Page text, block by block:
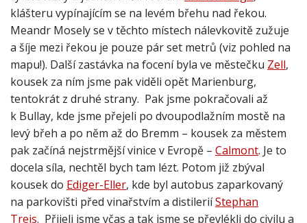
klášteru vypínajícím se na levém břehu nad řekou.
Meandr Mosely se v těchto místech nálevkovitě zužuje
a šíje mezi řekou je pouze pár set metrů (viz pohled na
mapu!). Další zastávka na focení byla ve městečku Zell
kousek za ním jsme pak viděli opět Marienburg,
tentokrát z druhé strany. Pak jsme pokračovali až
k Bullay, kde jsme přejeli po dvoupodlažním mostě na
levý břeh a po něm až do Bremm – kousek za městem
pak začíná nejstrmější vinice v Evropě – Calmont . Je to
docela síla, nechtěl bych tam lézt. Potom již zbýval
kousek do Ediger-Eller , kde byl autobus zaparkovaný
na parkovišti před vinařstvím a distileriíStephan
Treis . Přijeli jsme včas a tak jsme se převlékli do civilu a